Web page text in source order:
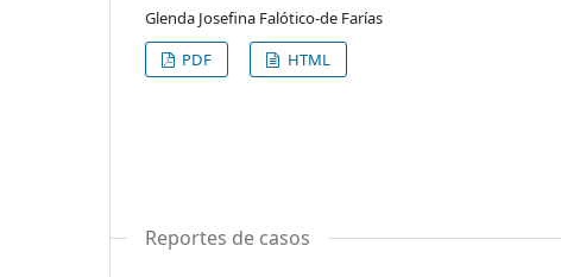
Glenda Josefina Falótico-de Farías
PDF
HTML
Reportes de casos